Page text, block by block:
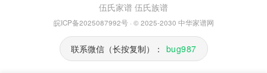
伍氏家谱 伍氏族谱
皖ICP备2025087992号· © 2025-2030 中华家谱网
联系微信（长按复制）： bug987